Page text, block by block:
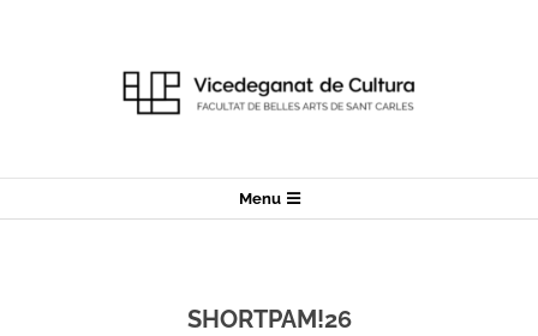
Menu
SHORTPAM!26